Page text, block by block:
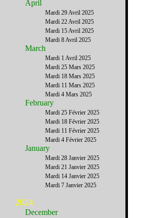
April
Mardi 29 Avril 2025
Mardi 22 Avril 2025
Mardi 15 Avril 2025
Mardi 8 Avril 2025
March
Mardi 1 Avril 2025
Mardi 25 Mars 2025
Mardi 18 Mars 2025
Mardi 11 Mars 2025
Mardi 4 Mars 2025
February
Mardi 25 Février 2025
Mardi 18 Février 2025
Mardi 11 Février 2025
Mardi 4 Février 2025
January
Mardi 28 Janvier 2025
Mardi 21 Janvier 2025
Mardi 14 Janvier 2025
Mardi 7 Janvier 2025
2024
December